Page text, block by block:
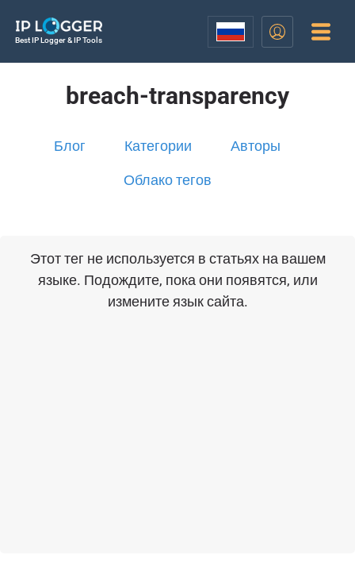
Best IP Logger & IP Tools
breach-transparency
Блог Категории Авторы
Облако тегов